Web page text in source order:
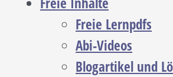
Freie Lernpdfs
Abi-Videos
Blogartikel und